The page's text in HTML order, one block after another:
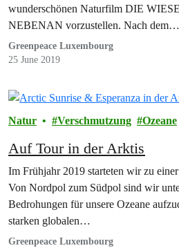
wunderschönen Naturfilm DIE
NEBENAN vorzustellen. Nach dem…
Greenpeace Luxembourg
25 June 2019
Natur Verschmutzung Ozeane
Auf Tour in der Arktis
Im Frühjahr 2019 starteten wir zu
Von Nordpol zum Südpol sind wir
Bedrohungen für unsere Ozeane
starken globalen…
Greenpeace Luxembourg